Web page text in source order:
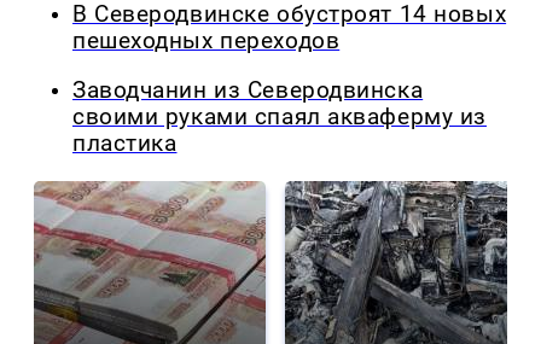
В Северодвинске обустроят 14 новых
пешеходных переходов
Заводчанин из Северодвинска
своими руками спаял акваферму из
пластика